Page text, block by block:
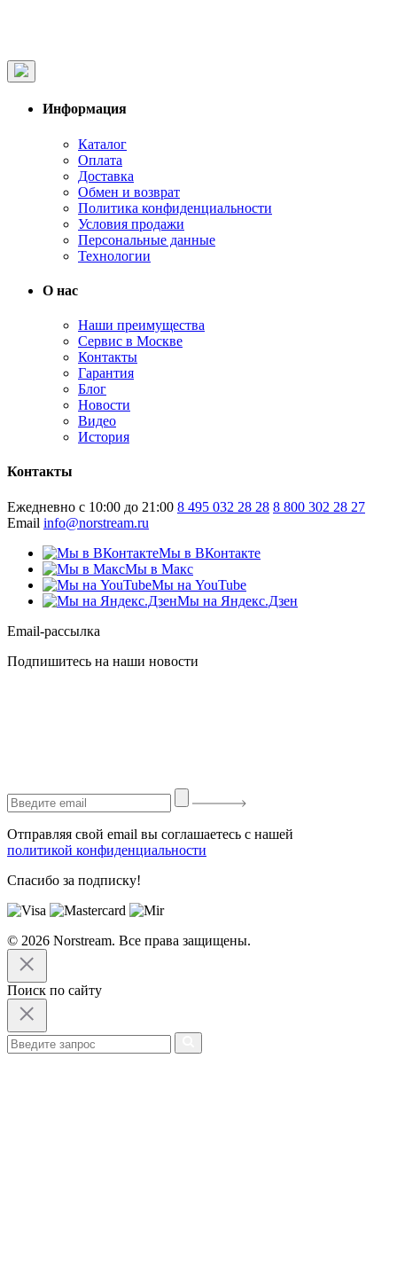
Информация
Каталог
Оплата
Доставка
Обмен и возврат
Политика конфиденциальности
Условия продажи
Персональные данные
Технологии
О нас
Наши преимущества
Сервис в Москве
Контакты
Гарантия
Блог
Новости
Видео
История
Контакты
Ежедневно с 10:00 до 21:00 8 495 032 28 28 8 800 302 28 27
Email info@norstream.ru
Мы в ВКонтакте
Мы в Макс
Мы на YouTube
Мы на Яндекс.Дзен
Email-рассылка
Подпишитесь на наши новости
Отправляя свой email вы соглашаетесь с нашей
политикой конфиденциальности
Спасибо за подписку!
© 2026 Norstream. Все права защищены.
Поиск по сайту